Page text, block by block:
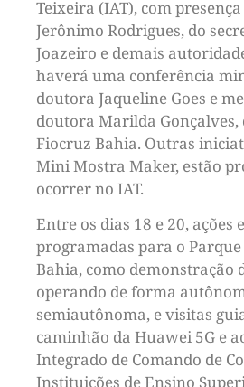
Teixeira (IAT), com
Jerônimo Rodrigues, do
Joazeiro e demais
haverá uma conferência
doutora Jaqueline Goes e
doutora Marilda
Fiocruz Bahia. Outras
Mini Mostra Maker, estão
ocorrer no IAT.
Entre os dias 18 e 20, ações
programadas para o Parque
Bahia, como demonstração
operando de forma
semiautônoma, e visitas
caminhão da Huawei 5G e
Integrado de Comando de
Instituições de Ensino